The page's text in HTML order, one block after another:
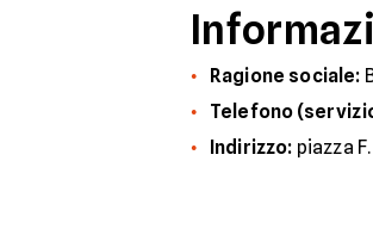
Ragione sociale:
Telefono
Indirizzo: piazza